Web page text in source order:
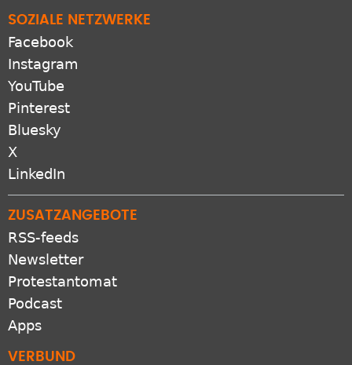
SOZIALE NETZWERKE
Facebook
Instagram
YouTube
Pinterest
Bluesky
X
LinkedIn
ZUSATZANGEBOTE
RSS-feeds
Newsletter
Protestantomat
Podcast
Apps
VERBUND